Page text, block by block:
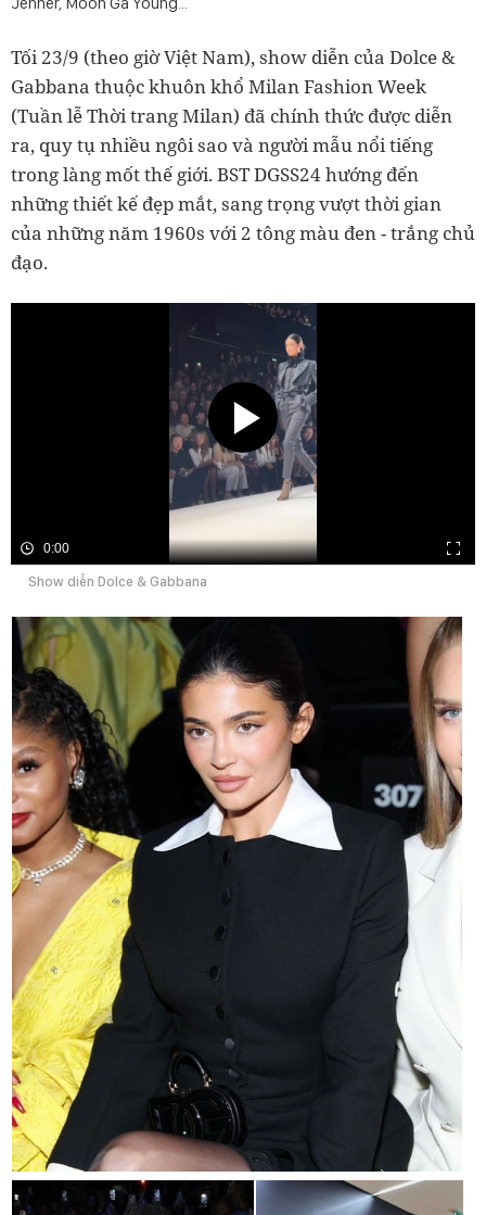
Tối 23/9 (theo giờ Việt Nam), show diễn của Dolce &
Gabbana thuộc khuôn khổ Milan Fashion Week
(Tuần lễ Thời trang Milan) đã chính thức được diễn
ra, quy tụ nhiều ngôi sao và người mẫu nổi tiếng
trong làng mốt thế giới. BST DGSS24 hướng đến
những thiết kế đẹp mắt, sang trọng vượt thời gian
của những năm 1960s với 2 tông màu đen - trắng chủ
đạo.
0:00
Show diễn Dolce & Gabbana